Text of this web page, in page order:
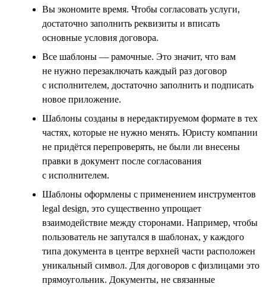
Вы экономите время. Чтобы согласовать услуги,
достаточно заполнить реквизиты и вписать
основные условия договора.
Все шаблоны — рамочные. Это значит, что вам
не нужно перезаключать каждый раз договор
с исполнителем, достаточно заполнить и подписать
новое приложение.
Шаблоны созданы в нередактируемом формате в тех
частях, которые не нужно менять. Юристу компании
не придётся перепроверять, не были ли внесены
правки в документ после согласования
с исполнителем.
Шаблоны оформлены с применением инструментов
legal design, это существенно упрощает
взаимодействие между сторонами. Например, чтобы
пользователь не запутался в шаблонах, у каждого
типа документа в центре верхней части расположен
уникальный символ. Для договоров с физлицами это
прямоугольник. Документы, не связанные